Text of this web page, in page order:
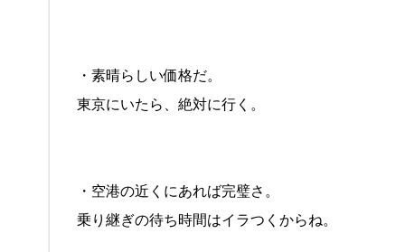
・素晴らしい価格だ。
東京にいたら、絶対に行く。
・空港の近くにあれば完璧さ。
乗り継ぎの待ち時間はイラつくからね。